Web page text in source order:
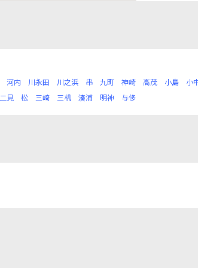
河内 川永田 川之浜 串 九町 神崎 高茂 小島 小
二見 松 三崎 三机 湊浦 明神 与侈